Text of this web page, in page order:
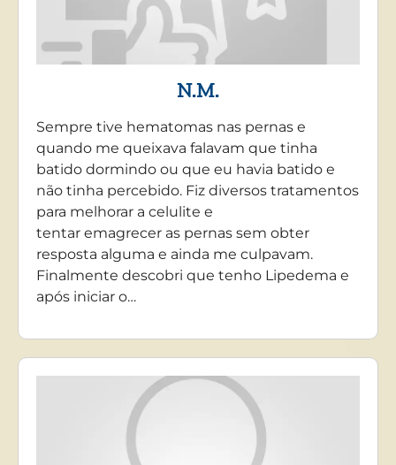
N.M.
Sempre tive hematomas nas pernas e
quando me queixava falavam que tinha
batido dormindo ou que eu havia batido e
não tinha percebido. Fiz diversos tratamentos
para melhorar a celulite e
tentar emagrecer as pernas sem obter
resposta alguma e ainda me culpavam.
Finalmente descobri que tenho Lipedema e
após iniciar o…